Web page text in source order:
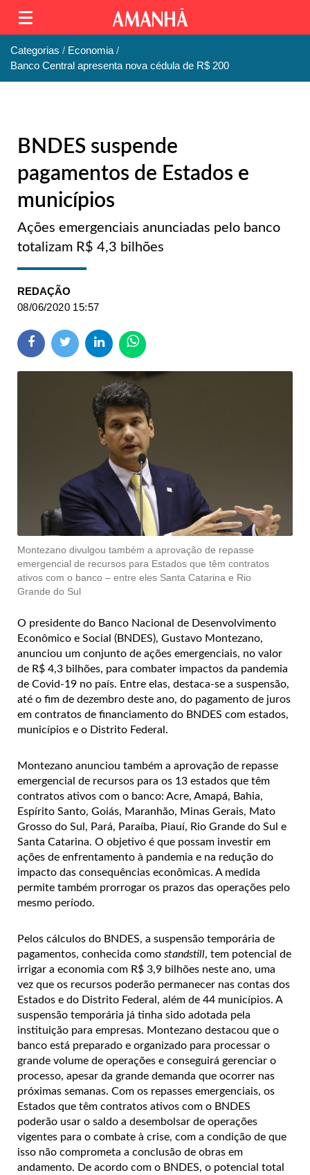
Categorias
Economia
Banco Central apresenta nova cédula de R$ 200
BNDES suspende
pagamentos de Estados e
municípios
Ações emergenciais anunciadas pelo banco
totalizam R$ 4,3 bilhões
REDAÇÃO
08/06/2020 15:57
Montezano divulgou também a aprovação de repasse
emergencial de recursos para Estados que têm contratos
ativos com o banco – entre eles Santa Catarina e Rio
Grande do Sul
O presidente do Banco Nacional de Desenvolvimento
Econômico e Social (BNDES), Gustavo Montezano,
anunciou um conjunto de ações emergenciais, no valor
de R$ 4,3 bilhões, para combater impactos da pandemia
de Covid-19 no país. Entre elas, destaca-se a suspensão,
até o fim de dezembro deste ano, do pagamento de juros
em contratos de financiamento do BNDES com estados,
municípios e o Distrito Federal.
Montezano anunciou também a aprovação de repasse
emergencial de recursos para os 13 estados que têm
contratos ativos com o banco: Acre, Amapá, Bahia,
Espírito Santo, Goiás, Maranhão, Minas Gerais, Mato
Grosso do Sul, Pará, Paraíba, Piauí, Rio Grande do Sul e
Santa Catarina. O objetivo é que possam investir em
ações de enfrentamento à pandemia e na redução do
impacto das consequências econômicas. A medida
permite também prorrogar os prazos das operações pelo
mesmo período.
Pelos cálculos do BNDES, a suspensão temporária de
pagamentos, conhecida como standstill, tem potencial de
irrigar a economia com R$ 3,9 bilhões neste ano, uma
vez que os recursos poderão permanecer nas contas dos
Estados e do Distrito Federal, além de 44 municípios. A
suspensão temporária já tinha sido adotada pela
instituição para empresas. Montezano destacou que o
banco está preparado e organizado para processar o
grande volume de operações e conseguirá gerenciar o
processo, apesar da grande demanda que ocorrer nas
próximas semanas. Com os repasses emergenciais, os
Estados que têm contratos ativos com o BNDES
poderão usar o saldo a desembolsar de operações
vigentes para o combate à crise, com a condição de que
isso não comprometa a conclusão de obras em
andamento. De acordo com o BNDES, o potencial total